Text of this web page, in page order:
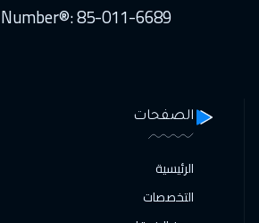
85-011-6689
الصفحات
الرئيسية
التخصصات